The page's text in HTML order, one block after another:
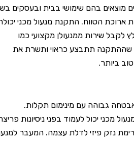
מוצאים בהם שימושי בבית ובעסקים בשל
הטווח. התקנת מנעול מכני יכולה
שירות ממנעולן מקצועי כמו
תתבצע כראוי ותשרת את
ביותר.
גבוהה עם מינימום תקלות.
יכול לעמוד בפני ניסיונות פריצה
נזק פיזי לדלת עצמה. המעבר למנעול